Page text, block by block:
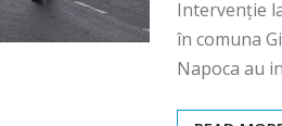
READ
BREAKING